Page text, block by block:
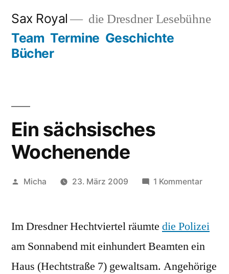
springen
Sax Royal die Dresdner Lesebühne
Team Termine Geschichte
Bücher
Ein sächsisches
Wochenende
Veröffentlicht
Micha 23. März 2009 1 Kommentarzu
Im Dresdner Hechtviertel räumte die Polizei
am Sonnabend mit einhundert Beamten ein
Haus (Hechtstraße 7) gewaltsam. Angehörige